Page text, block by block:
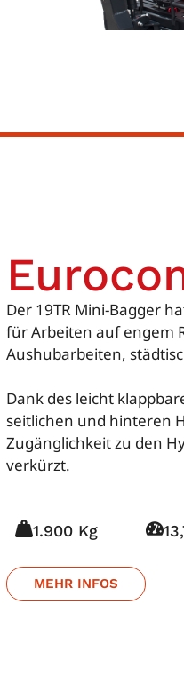
Der 19TR Mini-Bagger
für Arbeiten auf engem
Aushubarbeiten,
Dank des leicht
seitlichen und hinteren
Zugänglichkeit zu den
verkürzt.
1.900 Kg
MEHR INFOS